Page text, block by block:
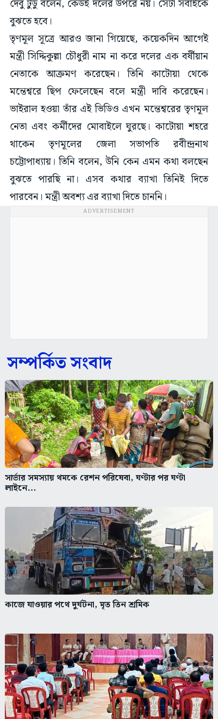
দেবু টুডু বলেন, কেউই দলের উপরে নয়। সেটা সবাইকে
বুঝতে হবে।
তৃণমূল সূত্রে আরও জানা গিয়েছে, কয়েকদিন আগেই
মন্ত্রী সিদ্দিকুল্লা চৌধুরী নাম না করে দলের এক বর্ষীয়ান
নেতাকে আক্রমণ করেছেন। তিনি কাটোয়া থেকে
মন্তেশ্বরে ছিপ ফেলেছেন বলে মন্ত্রী দাবি করেছেন।
ভাইরাল হওয়া তাঁর এই ভিডিও এখন মন্তেশ্বরের তৃণমূল
নেতা এবং কর্মীদের মোবাইলে ঘুরছে। কাটোয়া শহরে
থাকেন তৃণমূলের জেলা সভাপতি রবীন্দ্রনাথ
চট্টোপাধ্যায়। তিনি বলেন, উনি কেন এমন কথা বলছেন
বুঝতে পারছি না। এসব কথার ব্যাখা তিনিই দিতে
পারবেন। মন্ত্রী অবশ্য এর ব্যাখা দিতে চাননি।
ADVERTISEMENT
সম্পর্কিত সংবাদ
সার্ভার সমস্যায় থমকে রেশন পরিষেবা, ঘণ্টার পর ঘণ্টা
লাইনে...
কাজে যাওয়ার পথে দুর্ঘটনা, মৃত তিন শ্রমিক